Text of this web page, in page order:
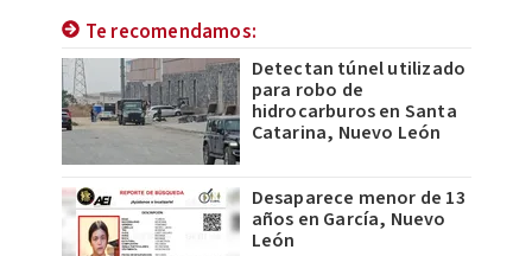
Te recomendamos:
Detectan túnel utilizado
para robo de
hidrocarburos en Santa
Catarina, Nuevo León
Desaparece menor de 13
años en García, Nuevo
León